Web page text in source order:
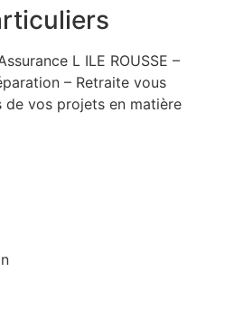
L ILE ROUSSE –
– Retraite vous
vos projets en matière